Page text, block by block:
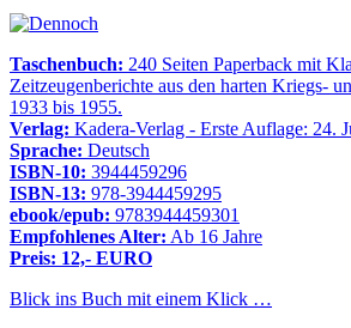
Taschenbuch: 240 Seiten Paperback mit
Zeitzeugenberichte aus den harten Kriegs-
1933 bis 1955.
Verlag: Kadera-Verlag - Erste Auflage: 24.
Sprache: Deutsch
ISBN-10: 3944459296
ISBN-13: 978-3944459295
ebook/epub: 9783944459301
Empfohlenes Alter: Ab 16 Jahre
Preis: 12,- EURO
Blick ins Buch mit einem Klick …